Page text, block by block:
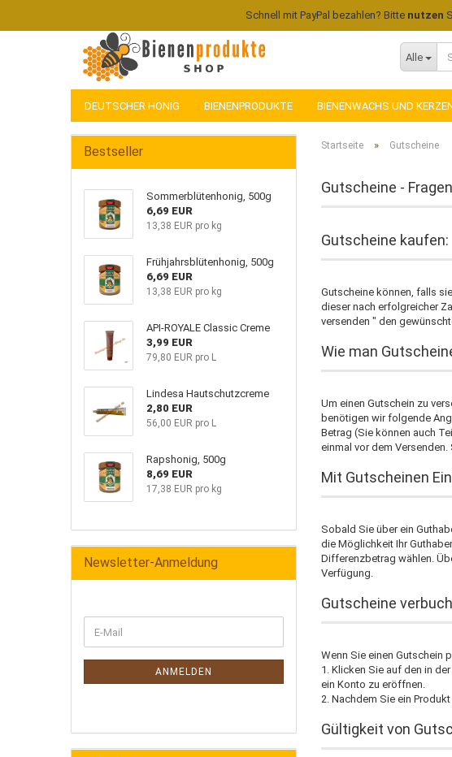
Alle
Schnell mit PayPal bezahlen? Bitte nutzen
DEUTSCHER HONIG BIENENPRODUKTE BIENENWACHS UND
Startseite » Gutscheine
Gutscheine -
Gutscheine kaufen:
Gutscheine können, falls
dieser nach erfolgreicher
versenden " den
Wie man
Um einen Gutschein zu
benötigen wir folgende
Betrag (Sie können auch
einmal vor dem
Mit Gutscheinen
Sobald Sie über ein
die Möglichkeit Ihr
Differenzbetrag wählen.
Verfügung.
Gutscheine
Wenn Sie einen Gutschein
1. Klicken Sie auf den in
ein Konto zu eröffnen.
2. Nachdem Sie ein
Gültigkeit von
Bestseller
Sommerblütenhonig, 500g
6,69 EUR
13,38 EUR pro kg
Frühjahrsblütenhonig, 500g
6,69 EUR
13,38 EUR pro kg
API-ROYALE Classic Creme
3,99 EUR
79,80 EUR pro L
Lindesa Hautschutzcreme
2,80 EUR
56,00 EUR pro L
Rapshonig, 500g
8,69 EUR
17,38 EUR pro kg
Newsletter-Anmeldung
ANMELDEN